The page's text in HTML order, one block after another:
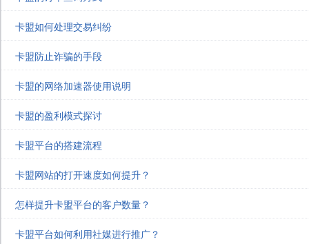
卡盟如何处理交易纠纷
卡盟防止诈骗的手段
卡盟的网络加速器使用说明
卡盟的盈利模式探讨
卡盟平台的搭建流程
卡盟网站的打开速度如何提升？
怎样提升卡盟平台的客户数量？
卡盟平台如何利用社媒进行推广？